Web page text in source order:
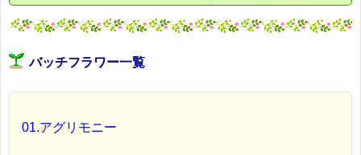
バッチフラワー一覧
01.アグリモニー